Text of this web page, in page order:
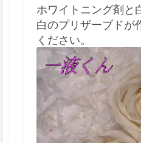
ホワイトニング剤と
白のプリザーブドが
ください。